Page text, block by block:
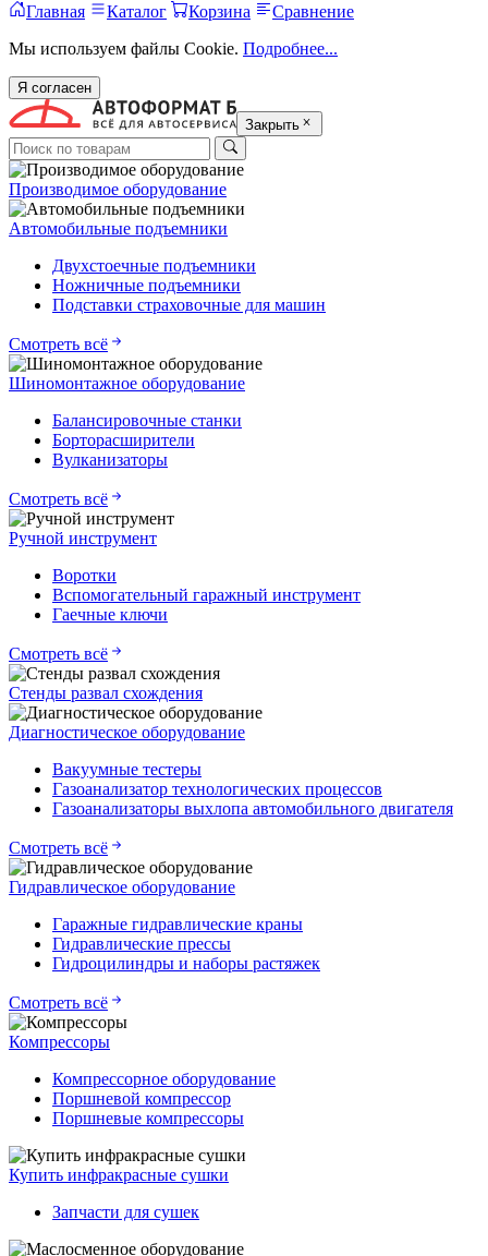
Главная
Каталог Корзина
Сравнение
Мы используем файлы Cookie. Подробнее...
Я согласен
Закрыть
Производимое оборудование
Автомобильные подъемники
Двухстоечные подъемники
Ножничные подъемники
Подставки страховочные для машин
Смотреть всё
Шиномонтажное оборудование
Балансировочные станки
Борторасширители
Вулканизаторы
Смотреть всё
Ручной инструмент
Воротки
Вспомогательный гаражный инструмент
Гаечные ключи
Смотреть всё
Стенды развал схождения
Диагностическое оборудование
Вакуумные тестеры
Газоанализатор технологических процессов
Газоанализаторы выхлопа автомобильного двигателя
Смотреть всё
Гидравлическое оборудование
Гаражные гидравлические краны
Гидравлические прессы
Гидроцилиндры и наборы растяжек
Смотреть всё
Компрессоры
Компрессорное оборудование
Поршневой компрессор
Поршневые компрессоры
Купить инфракрасные сушки
Запчасти для сушек